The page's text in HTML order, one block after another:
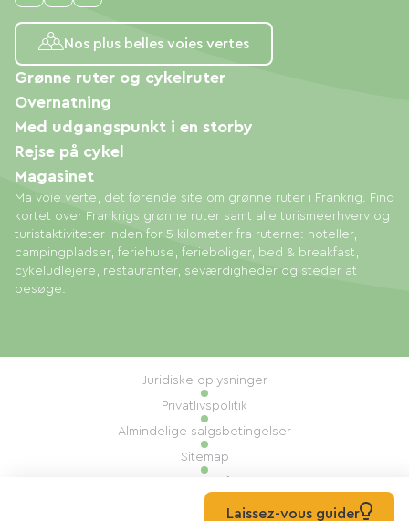
Nos plus belles voies vertes
Ma voie verte, det førende site om grønne ruter i Frankrig. Find
kortet over Frankrigs grønne ruter samt alle turismeerhverv og
turistaktiviteter inden for 5 kilometer fra ruterne: hoteller,
campingpladser, feriehuse, ferieboliger, bed & breakfast,
cykeludlejere, restauranter, seværdigheder og steder at
besøge.
Grønne ruter og cykelruter
Overnatning
Med udgangspunkt i en storby
Rejse på cykel
Magasinet
Juridiske oplysninger
Privatlivspolitik
Almindelige salgsbetingelser
Sitemap
Udført af: Mill, PrivasLaissez-vous guider